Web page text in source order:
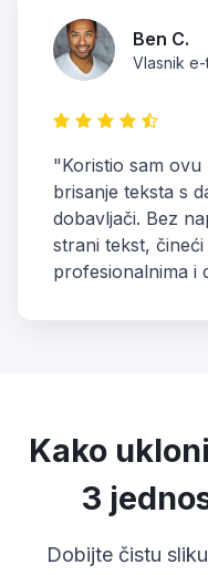
Ben C.
Vlasnik
"Koristio sam ovu
brisanje teksta s
dobavljači. Bez
strani tekst,
profesionalnima i
Kako
3
Dobijte čistu